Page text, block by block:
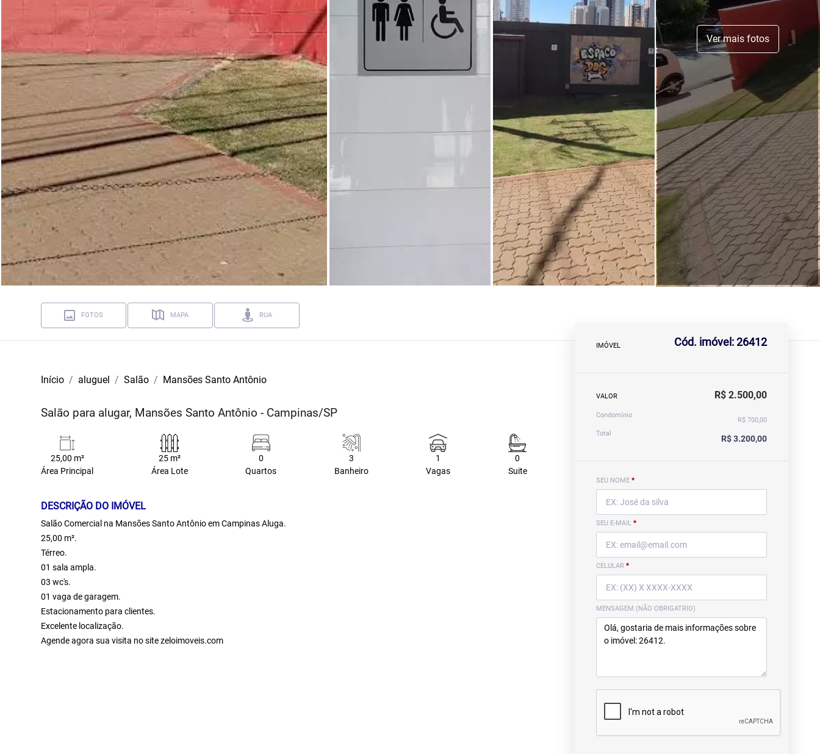
Ver mais fotos
FOTOS MAPA RUA
Início aluguel Salão Mansões Santo Antônio
Salão para alugar, Mansões Santo Antônio - Campinas/SP
25,00 m²
Área Principal
25 m²
Área Lote
0
Quartos
3
Banheiro
1
Vagas
0
Suite
DESCRIÇÃO DO IMÓVEL
Salão Comercial na Mansões Santo Antônio em Campinas Aluga.
25,00 m².
Térreo.
01 sala ampla.
03 wc's.
01 vaga de garagem.
Estacionamento para clientes.
Excelente localização.
Agende agora sua visita no site zeloimoveis.com
IMÓVEL Cód. imóvel: 26412
VALOR R$ 2.500,00
Condomínio
R$ 700,00
Total
R$ 3.200,00
SEU NOME *
SEU E-MAIL *
CELULAR *
MENSAGEM (NÃO OBRIGATRIO)